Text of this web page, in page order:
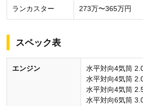
ランカスター 273万〜365万円
スペック表
エンジン
水平対向4気筒
水平対向4気筒
水平対向4気筒
水平対向6気筒